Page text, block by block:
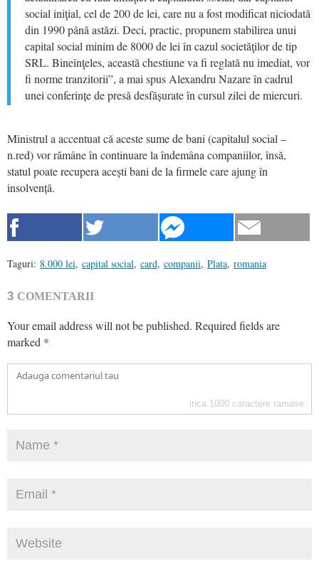
social iniţial, cel de 200 de lei, care nu a fost modificat niciodată
din 1990 până astăzi. Deci, practic, propunem stabilirea unui
capital social minim de 8000 de lei în cazul societăţilor de tip
SRL. Bineînţeles, această chestiune va fi reglată nu imediat, vor
fi norme tranzitorii”, a mai spus Alexandru Nazare în cadrul
unei conferințe de presă desfășurate în cursul zilei de miercuri.
Ministrul a accentuat că aceste sume de bani (capitalul social –
n.red) vor rămâne în continuare la îndemâna companiilor, însă,
statul poate recupera acești bani de la firmele care ajung în
insolvență.
Taguri: 8.000 lei, capital social, card, companii, Plata, romania
3 COMENTARII
Your email address will not be published. Required fields are
marked *
inca 1000 caractere ramase